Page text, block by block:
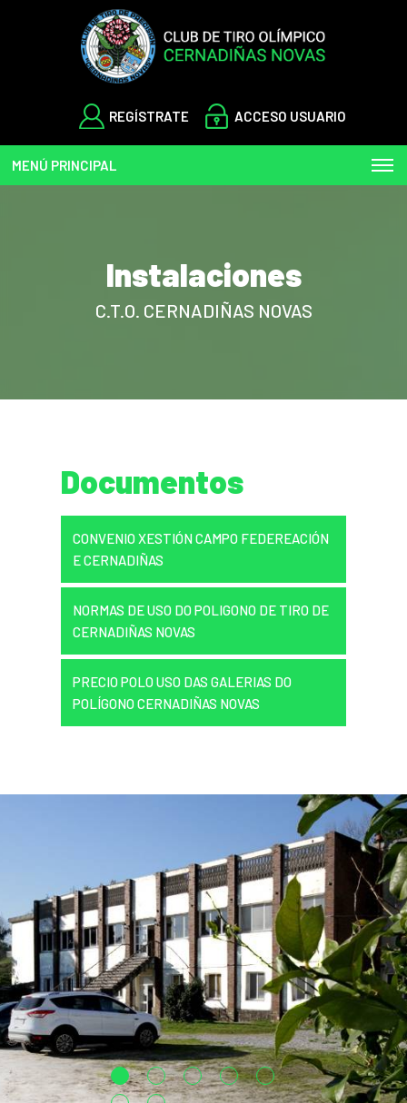
REGÍSTRATE ACCESO USUARIO
MENÚ PRINCIPAL
Instalaciones
C.T.O. CERNADIÑAS NOVAS
Documentos
CONVENIO XESTIÓN CAMPO FEDEREACIÓN
E CERNADIÑAS
NORMAS DE USO DO POLIGONO DE TIRO DE
CERNADIÑAS NOVAS
PRECIO POLO USO DAS GALERIAS DO
POLÍGONO CERNADIÑAS NOVAS